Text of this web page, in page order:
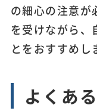
の細心の注意が
を受けながら、
とをおすすめし
よくあ